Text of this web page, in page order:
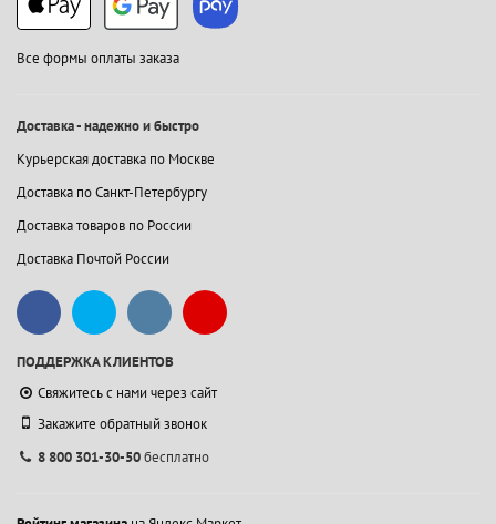
Все формы оплаты заказа
Доставка - надежно и быстро
Курьерская доставка по Москве
Доставка по Санкт-Петербургу
Доставка товаров по России
Доставка Почтой России
ПОДДЕРЖКА КЛИЕНТОВ
Свяжитесь с нами через сайт
Закажите обратный звонок
8 800 301-30-50бесплатно